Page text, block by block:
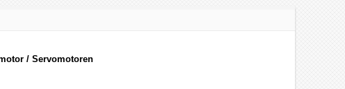
/ Servomotoren